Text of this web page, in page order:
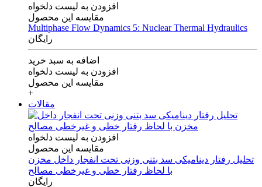
افزودن به لیست دلخواه
مقایسه این محصول
Multiphase Flow Dynamics 5: Nuclear Thermal Hydraulics
رایگان
اضافه به سبد خرید
افزودن به لیست دلخواه
مقایسه این محصول
+
مقالات
افزودن به لیست دلخواه
مقایسه این محصول
تحلیل رفتار دینامیکی سد بتنی وزنی تحت انفجار داخل مخزن
با لحاظ رفتار خطی و غیرخطی مصالح
رایگان